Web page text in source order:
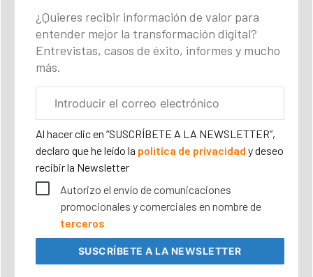
¿Quieres recibir información de valor para
entender mejor la transformación digital?
Entrevistas, casos de éxito, informes y mucho
más.
electrónico
corporativo
Al hacer clic en “SUSCRÍBETE A LA NEWSLETTER”,
declaro que he leído la política de privacidad y deseo
recibir la Newsletter
Autorizo el envío de comunicaciones
promocionales y comerciales en nombre de
terceros
SUSCRÍBETEA LA NEWSLETTER